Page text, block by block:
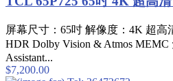
屏幕尺寸：65吋 解像度：4K 超高
HDR Dolby Vision & Atmos MEMC
Assistant...
$7,200.00